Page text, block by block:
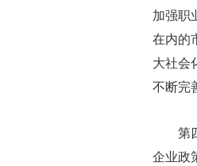
加强职
在内的
大社会
不断完
第四
企业政